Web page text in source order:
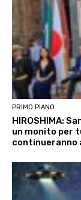
PRIMO PIANO
HIROSHIMA:
un monito per
continueranno